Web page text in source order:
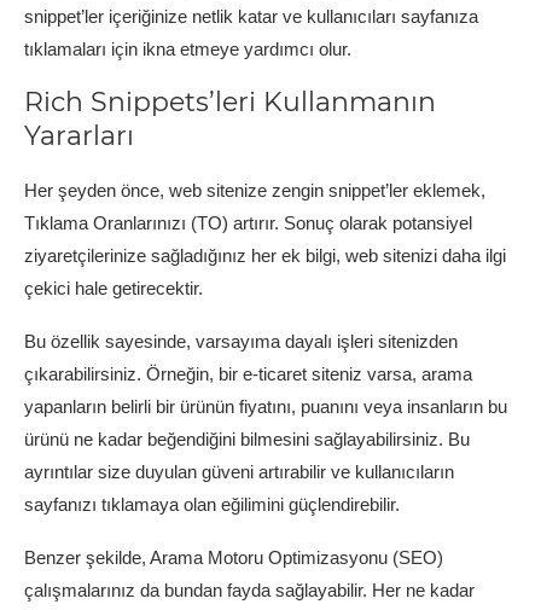
snippet’ler içeriğinize netlik katar ve kullanıcıları sayfanıza
tıklamaları için ikna etmeye yardımcı olur.
Rich Snippets’leri Kullanmanın
Yararları
Her şeyden önce, web sitenize zengin snippet’ler eklemek,
Tıklama Oranlarınızı (TO) artırır. Sonuç olarak potansiyel
ziyaretçilerinize sağladığınız her ek bilgi, web sitenizi daha ilgi
çekici hale getirecektir.
Bu özellik sayesinde, varsayıma dayalı işleri sitenizden
çıkarabilirsiniz. Örneğin, bir e-ticaret siteniz varsa, arama
yapanların belirli bir ürünün fiyatını, puanını veya insanların bu
ürünü ne kadar beğendiğini bilmesini sağlayabilirsiniz. Bu
ayrıntılar size duyulan güveni artırabilir ve kullanıcıların
sayfanızı tıklamaya olan eğilimini güçlendirebilir.
Benzer şekilde, Arama Motoru Optimizasyonu (SEO)
çalışmalarınız da bundan fayda sağlayabilir. Her ne kadar